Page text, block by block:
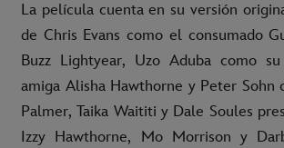
La película cuenta en su versión
de Chris Evans como el consumado
Buzz Lightyear, Uzo Aduba como
amiga Alisha Hawthorne y Peter Sohn
Palmer, Taika Waititi y Dale Soules
Izzy Hawthorne, Mo Morrison y